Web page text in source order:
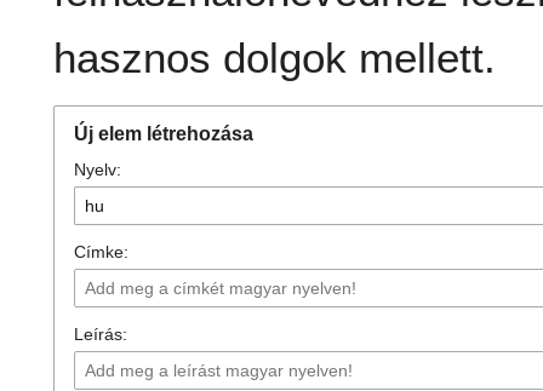
hasznos dolgok mellett.
Új elem létrehozása
Nyelv:
Címke:
Leírás: